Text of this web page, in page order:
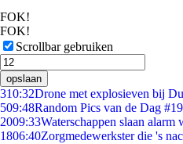
FOK!
FOK!
Scrollbar gebruiken
opslaan
310:32Drone met explosieven bij
509:48Random Pics van de Dag
2009:33Waterschappen slaan alarm
1806:40Zorgmedewerkster die 's